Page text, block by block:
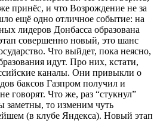
принёс, и что Возрождение не за
ещё одно отличное событие: на
лидеров Донбасса образована
совершенно новый, это шанс
Что выйдет, пока неясно,
идут. Про них, кстати,
каналы. Они привыкли о
баксов Газпром получил и
говорят. Что же, раз “стукнул”
заметны, то изменим чуть
(в клубе Яндекса). Новый этап